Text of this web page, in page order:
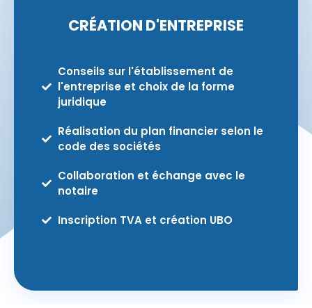
CRÉATION D'ENTREPRISE
Conseils sur l'établissement de
l'entreprise et choix de la forme
juridique
Réalisation du plan financier selon le
code des sociétés
Collaboration et échange avec le
notaire
Inscription TVA et création UBO